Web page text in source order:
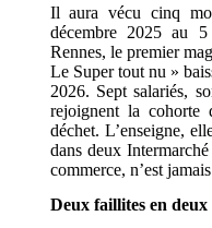
Il aura vécu cinq
décembre 2025 au
Rennes, le premier
Le Super tout nu »
2026. Sept salariés,
rejoignent la cohorte
déchet. L’enseigne,
dans deux
commerce, n’est
Deux faillites en